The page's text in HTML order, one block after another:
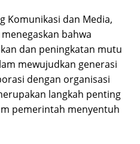
Komunikasi dan Media,
bahwa
dan peningkatan mutu
mewujudkan generasi
dengan organisasi
langkah penting
pemerintah menyentuh